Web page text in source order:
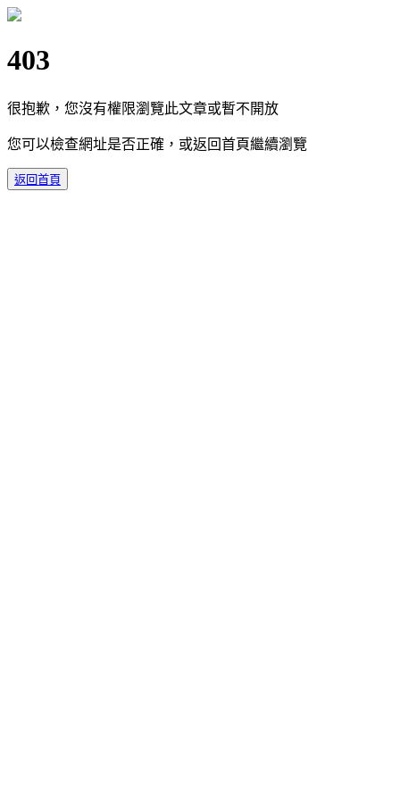
403
很抱歉，您沒有權限瀏覽此文章或暫不開放
您可以檢查網址是否正確，或返回首頁繼續瀏覽
返回首頁